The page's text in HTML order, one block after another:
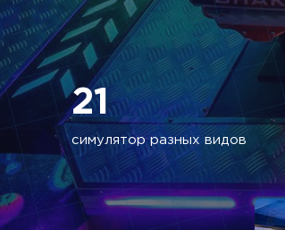
21
симулятор разных видов